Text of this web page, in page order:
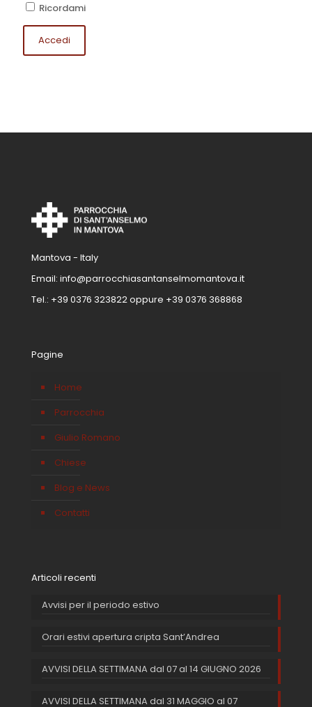
Ricordami
Mantova - Italy
Email: info@parrocchiasantanselmomantova.it
Tel.: +39 0376 323822oppure +39 0376 368868
Pagine
Home
Parrocchia
Giulio Romano
Chiese
Blog e News
Contatti
Articoli recenti
Avvisi per il periodo estivo
Orari estivi apertura cripta Sant’Andrea
AVVISI DELLA SETTIMANA dal 07 al 14 GIUGNO 2026
AVVISI DELLA SETTIMANA dal 31 MAGGIO al 07